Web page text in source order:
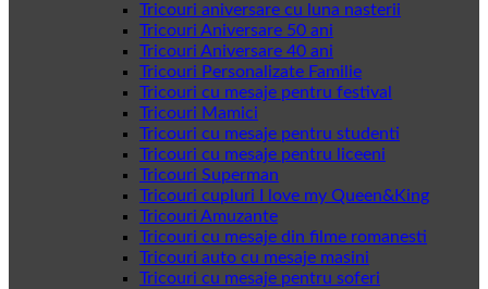
Tricouri aniversare cu luna nasterii
Tricouri Aniversare 50 ani
Tricouri Aniversare 40 ani
Tricouri Personalizate Familie
Tricouri cu mesaje pentru festival
Tricouri Mamici
Tricouri cu mesaje pentru studenti
Tricouri cu mesaje pentru liceeni
Tricouri Superman
Tricouri cupluri I love my Queen&King
Tricouri Amuzante
Tricouri cu mesaje din filme romanesti
Tricouri auto cu mesaje masini
Tricouri cu mesaje pentru soferi